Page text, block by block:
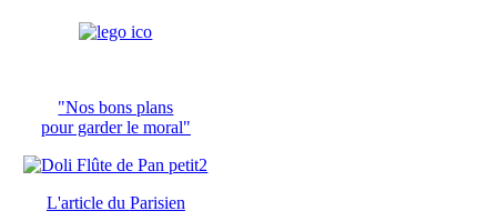
"Nos bons plans
pour garder le moral"
L'article du Parisien